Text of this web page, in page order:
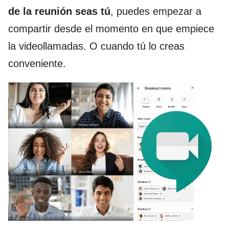
de la reunión seas tú, puedes empezar a
compartir desde el momento en que empiece
la videollamadas. O cuando tú lo creas
conveniente.